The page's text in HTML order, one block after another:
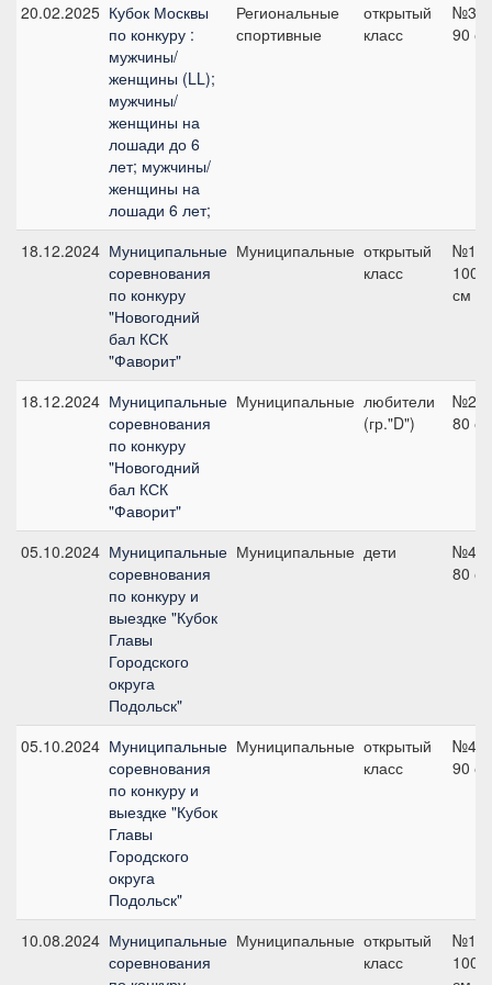
20.02.2025 Кубок Москвы
по конкуру :
мужчины/
женщины (LL);
мужчины/
женщины на
лошади до 6
лет; мужчины/
женщины на
лошади 6 лет;
Региональные
спортивные
открытый
класс
№3,
90 см
18.12.2024 Муниципальные
соревнования
по конкуру
"Новогодний
бал КСК
"Фаворит"
Муниципальные открытый
класс
№1,
100
см
18.12.2024 Муниципальные
соревнования
по конкуру
"Новогодний
бал КСК
"Фаворит"
Муниципальные любители
(гр."D")
№2,
80 см
05.10.2024 Муниципальные
соревнования
по конкуру и
выездке "Кубок
Главы
Городского
округа
Подольск"
Муниципальные дети
№4В,
80 см
05.10.2024 Муниципальные
соревнования
по конкуру и
выездке "Кубок
Главы
Городского
округа
Подольск"
Муниципальные открытый
класс
№4С,
90 см
10.08.2024 Муниципальные
соревнования
Муниципальные открытый
класс
№1,
100